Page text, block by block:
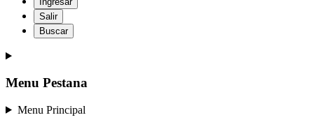
Salir
Buscar
Menu Pestana
Menu Principal